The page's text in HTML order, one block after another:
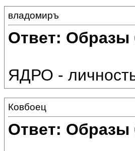
владомиръ
Ответ: Образы
ЯДРО -
Ковбоец
Ответ: Образы